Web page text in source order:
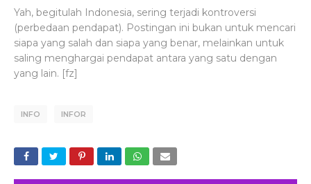
Yah, begitulah Indonesia, sering terjadi kontroversi
(perbedaan pendapat). Postingan ini bukan untuk mencari
siapa yang salah dan siapa yang benar, melainkan untuk
saling menghargai pendapat antara yang satu dengan
yang lain. [fz]
INFO INFOR